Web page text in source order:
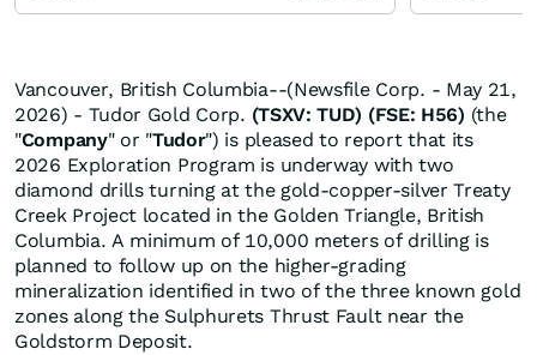
Vancouver, British Columbia--(Newsfile Corp. - May 21,
2026) - Tudor Gold Corp. (TSXV: TUD) (FSE: H56) (the
"Company" or "Tudor") is pleased to report that its
2026 Exploration Program is underway with two
diamond drills turning at the gold-copper-silver Treaty
Creek Project located in the Golden Triangle, British
Columbia. A minimum of 10,000 meters of drilling is
planned to follow up on the higher-grading
mineralization identified in two of the three known gold
zones along the Sulphurets Thrust Fault near the
Goldstorm Deposit.